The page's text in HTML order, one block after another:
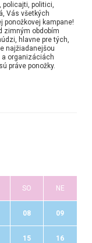
policajti, politici,
Vás všetkých
ponožkovej kampane!
zimným obdobím
hlavne pre tých,
najžiadanejšou
organizáciách
práve ponožky.
SO NE
08 09
15 16